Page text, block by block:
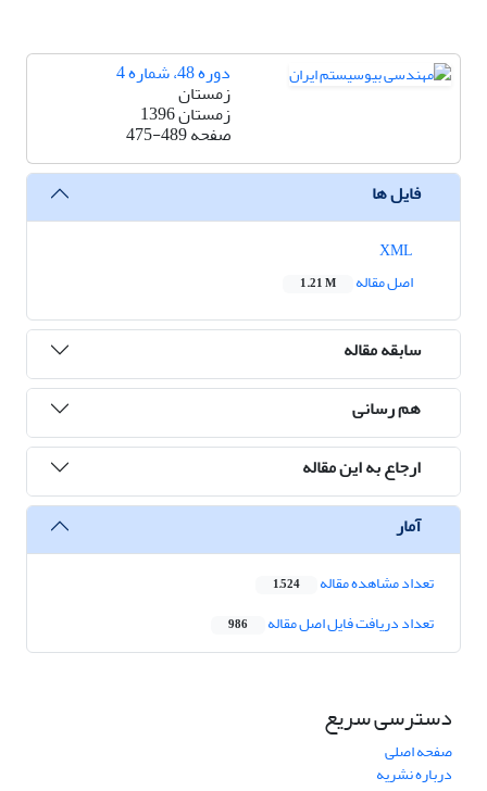
دوره 48، شماره 4
زمستان
زمستان 1396
صفحه475-489
فایل ها
اصل مقاله
1.21 M
سابقه مقاله
هم رسانی
ارجاع به این مقاله
آمار
تعداد مشاهده مقاله 1,524
تعداد دریافت فایل اصل مقاله 986
دسترسی سریع
صفحه اصلی
درباره نشریه